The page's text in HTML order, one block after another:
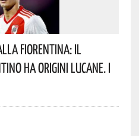
Fiorentina: Il
Ha Origini Lucane. I